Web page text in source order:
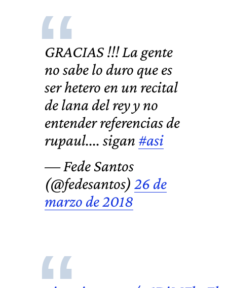
GRACIAS !!! La gente
no sabe lo duro que es
ser hetero en un recital
de lana del rey y no
entender referencias de
rupaul.... sigan #asi
— Fede Santos
(@fedesantos) 26 de
marzo de 2018